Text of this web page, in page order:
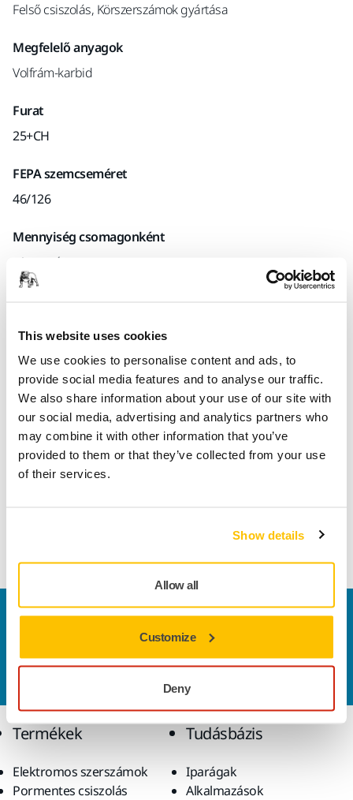
This website uses cookies
We use cookies to personalise content and ads, to
provide social media features and to analyse our traffic.
We also share information about your use of our site with
our social media, advertising and analytics partners who
may combine it with other information that you’ve
provided to them or that they’ve collected from your use
of their services.
Show details
Allow all
Customize
Deny
Felső csiszolás, Körszerszámok gyártása
Megfelelő anyagok
Volfrám-karbid
Furat
25+CH
FEPA szemcseméret
46/126
Mennyiség csomagonként
x1 egység
Termékinformációk
Műszaki részletek
Vegye fel velünk a kapcsolatot
Szeretne többet tudni?Kérjük, vegye fel velünk a
kapcsolatotés szakértő Támogató csapatunk
Termékek
Elektromos szerszámok
Pormentes csiszolás
Tudásbázis
Iparágak
Alkalmazások